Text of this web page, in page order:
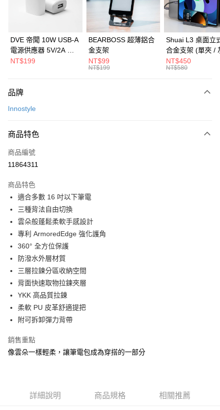
華南商業銀行
彰化商業銀行
上海商業儲蓄銀行
台北富邦商業銀行
兆豐國際商業銀行
臺灣中小企業銀行
台中商業銀行
匯豐（台灣）商業銀行
華泰商業銀行
聯邦商業銀行
元大商業銀行
台灣樂天信用卡公司
合作金庫商業銀行
第一商業銀行
彰化商業銀行
台北富邦商業銀行
國泰世華商業銀行
兆豐國際商業銀行
臺灣中小企業銀行
匯豐（台灣）商業銀行
玉山商業銀行
台灣樂天信用卡公司
街口支付
悠遊付
相關說明
1.本服務由台灣大哥大提供，台灣大哥大用戶可立即使用無須另外申請。
2.付款方式選擇「大哥付你分期」，訂單成立後會自動跳轉到大哥付的交易
3.實際核准額度、可分期數及費用金額請依後續交易確認頁面所載為準。
4.訂單成立30分鐘內，如未前往確認交易或遇審核未通過，訂單將自動取
消。如遇「轉專審核」未通過狀況，表示未達大哥付你分期系統評分，恕無
法說明評估內容。
【繳款方式說明】
1.分期款項不併入電信帳單，「大哥付你分期」於每月結算日後寄送繳費提
2.透過簡訊連結打開帳單後，可選擇「超商條碼／台灣大直營門市／銀行轉
帳／街口支付／iPASS MONEY」等通路繳費。
【注意事項】
1.本服務係由「台灣大哥大股份有限公司」（以下簡稱本公司）所提供，讓
用戶於交易時，得透過本服務購買商品或服務，並由商店將買賣／分期付款
2.基於同意付款使用「大哥付你分期」之契約關係目的，商店將以您的個人
資料（包含姓名、電話或地址）提供予台灣大哥大進項蒐集、處理及利用，
3.完整用戶服務條款，請詳閱以下連結：
ATM付款
貨到付款
運送方式
宅配物流
每筆NT$80，滿NT$490(含以上)免運費
每筆NT$100，滿NT$1,500(含以上)免運費
付款後門市自取
免運費
貨到付款
每筆NT$80，滿NT$1,000(含以上)免運費
DVE 帝聞 10W USB-A
電源供應器 5V/2A 充
電頭 (適用閱讀器、小
NT$199
BEARBOSS 超薄鋁合
金支架
NT$99
NT$199
Shuai L3 桌面立
合金支架 (單夾 /
NT$450
NT$580
品牌
Innostyle
商品特色
商品編號
11864311
商品特色
適合多數 16 吋以下筆電
三種背法自由切換
雲朵般蓬鬆柔軟手感設計
專利 ArmoredEdge 強化護角
360° 全方位保護
防潑水外層材質
三層拉鍊分區收納空間
背面快速取物拉鍊夾層
YKK 高品質拉鍊
柔軟 PU 皮革舒適提把
附可拆卸彈力背帶
銷售重點
像雲朵一樣輕柔，讓筆電包成為穿搭的一部分
詳細說明 商品規格 相關推薦